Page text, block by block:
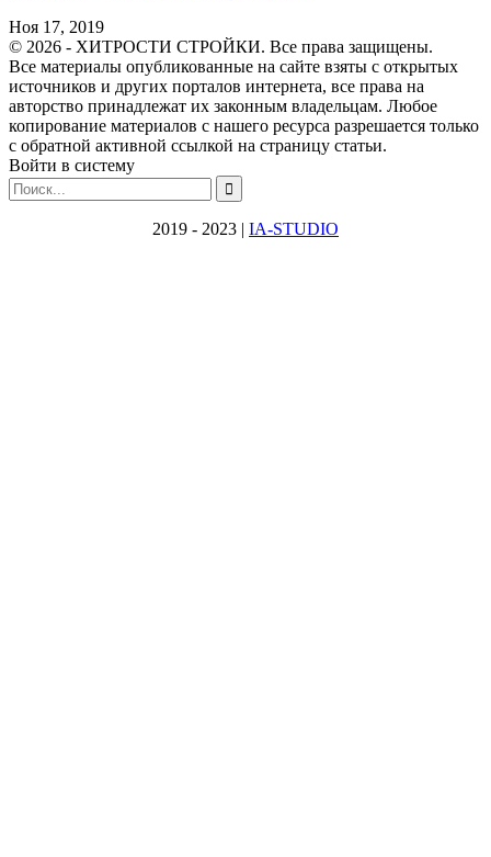
Ноя 17, 2019
© 2026 - ХИТРОСТИ СТРОЙКИ. Все права защищены.
Все материалы опубликованные на сайте взяты с открытых
источников и других порталов интернета, все права на
авторство принадлежат их законным владельцам. Любое
копирование материалов с нашего ресурса разрешается только
с обратной активной ссылкой на страницу статьи.
Войти в систему
2019 - 2023 | IA-STUDIO